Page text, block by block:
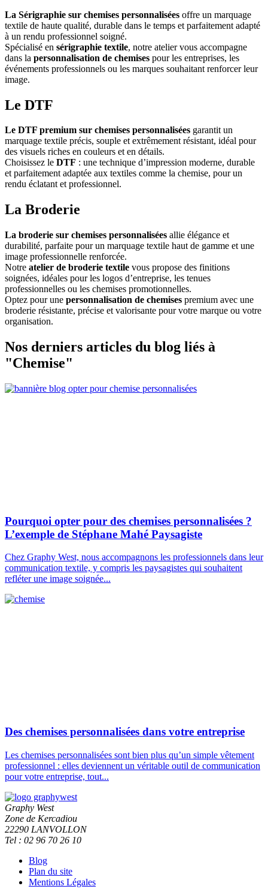
La Sérigraphie sur chemises personnalisées offre un marquage
textile de haute qualité, durable dans le temps et parfaitement adapté
à un rendu professionnel soigné.
Spécialisé en sérigraphie textile, notre atelier vous accompagne
dans la personnalisation de chemises pour les entreprises, les
événements professionnels ou les marques souhaitant renforcer leur
image.
Le DTF
Le DTF premium sur chemises personnalisées garantit un
marquage textile précis, souple et extrêmement résistant, idéal pour
des visuels riches en couleurs et en détails.
Choisissez le DTF : une technique d’impression moderne, durable
et parfaitement adaptée aux textiles comme la chemise, pour un
rendu éclatant et professionnel.
La Broderie
La broderie sur chemises personnalisées allie élégance et
durabilité, parfaite pour un marquage textile haut de gamme et une
image professionnelle renforcée.
Notre atelier de broderie textile vous propose des finitions
soignées, idéales pour les logos d’entreprise, les tenues
professionnelles ou les chemises promotionnelles.
Optez pour une personnalisation de chemises premium avec une
broderie résistante, précise et valorisante pour votre marque ou votre
organisation.
Nos derniers articles du blog liés à
"Chemise"
Pourquoi opter pour des chemises personnalisées ?
L’exemple de Stéphane Mahé Paysagiste
Chez Graphy West, nous accompagnons les professionnels dans leur
communication textile, y compris les paysagistes qui souhaitent
refléter une image soignée...
Des chemises personnalisées dans votre entreprise
Les chemises personnalisées sont bien plus qu’un simple vêtement
professionnel : elles deviennent un véritable outil de communication
pour votre entreprise, tout...
Graphy West
Zone de Kercadiou
22290 LANVOLLON
Tel : 02 96 70 26 10
Blog
Plan du site
Mentions Légales